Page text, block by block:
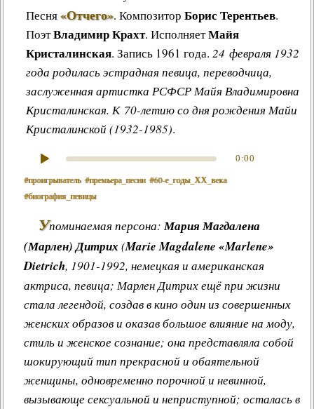
Песня«Отчего». Композитор Борис Терентьев.
ПоэтВладимир Крахт. ИсполняетМайя
Кристалинская. Запись 1961 года. 24 февраля 1932
года родилась эстрадная певица, переводчица,
заслуженная артистка РСФСРМайя Владимировна
Кристалинская. К 70-летию со дня рождения Майи
Кристалинской (1932-1985).
0:00
#проигрыватель #премьера_песни #60‑е_годы_ХХ_века
#биография_певицы
Упоминаемая персона:Мария Магдалена
(Марлен) Дитрих (Marie Magdalene «Marlene»
Dietrich, 1901-1992, немецкая и американская
актриса, певица; Марлен Дитрих ещё при жизни
стала легендой, создав в кино один из совершенных
женских образов и оказав большое влияние на моду,
стиль и женское сознание; она представляла собой
шокирующий тип прекрасной и обаятельной
женщины, одновременно порочной и невинной,
вызывающе сексуальной и неприступной; осталась в